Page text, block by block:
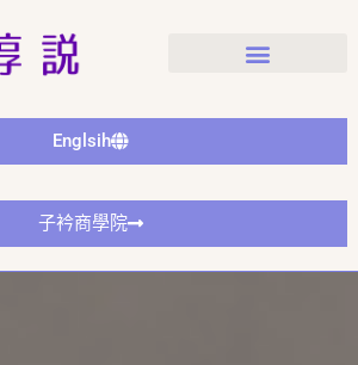
Englsih
子衿商學院